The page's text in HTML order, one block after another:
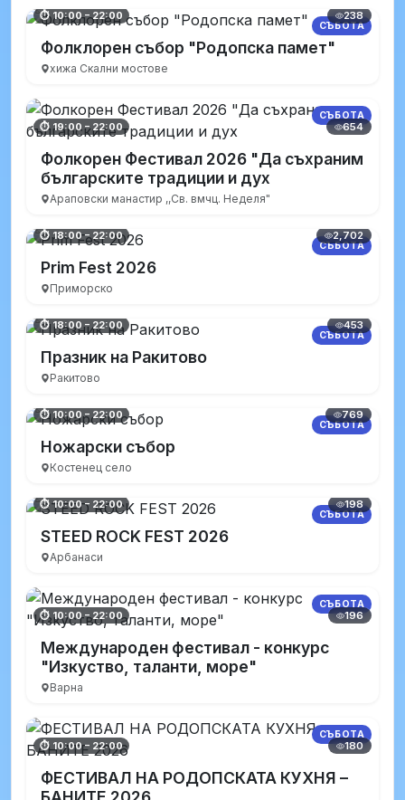
СЪБОТА
⏱ 10:00 – 22:00 238
Фолклорен събор "Родопска памет"
хижа Скални мостове
СЪБОТА
⏱ 19:00 – 22:00 654
Фолкорен Фестивал 2026 "Да съхраним
българските традиции и дух
Араповски манастир ,,Св. вмчц. Неделя"
СЪБОТА
⏱ 18:00 – 22:00 2,702
Prim Fest 2026
Приморско
СЪБОТА
⏱ 18:00 – 22:00 453
Празник на Ракитово
Ракитово
СЪБОТА
⏱ 10:00 – 22:00 769
Ножарски събор
Костенец село
СЪБОТА
⏱ 10:00 – 22:00 198
STEED ROCK FEST 2026
Арбанаси
СЪБОТА
⏱ 10:00 – 22:00 196
Международен фестивал - конкурс
"Изкуство, таланти, море"
Варна
СЪБОТА
⏱ 10:00 – 22:00 180
ФЕСТИВАЛ НА РОДОПСКАТА КУХНЯ –